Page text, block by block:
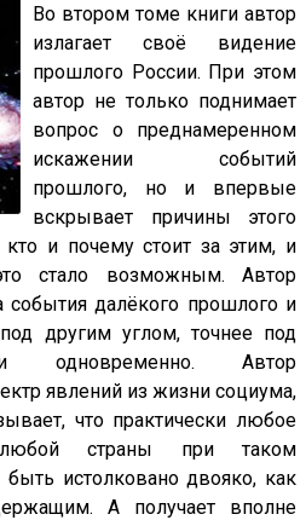
Во втором томе книги автор
излагает своё видение
прошлого России. При этом
автор не только поднимает
вопрос о преднамеренном
искажении событий
прошлого, но и впервые
вскрывает причины этого
кто и почему стоит за этим, и
стало возможным. Автор
события далёкого прошлого и
другим углом, точнее под
одновременно. Автор
явлений из жизни социума,
что практически любое
страны при таком
истолковано двояко, как
А получает вполне